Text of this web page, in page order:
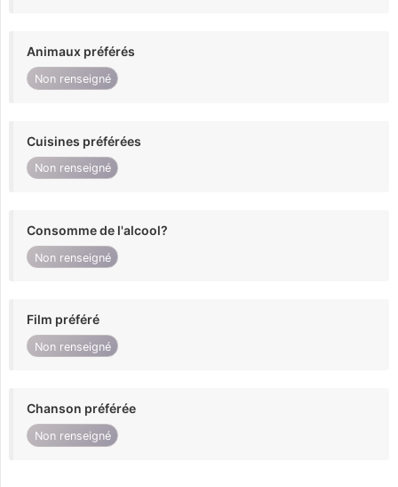
Animaux préférés
Non renseigné
Cuisines préférées
Non renseigné
Consomme de l'alcool?
Non renseigné
Film préféré
Non renseigné
Chanson préférée
Non renseigné